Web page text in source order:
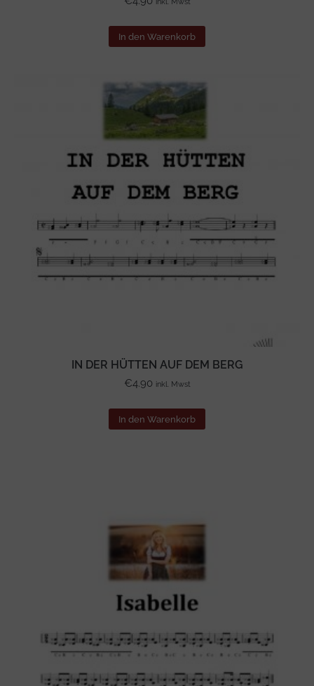
In den Warenkorb
IN DER HÜTTEN AUF DEM BERG
€4.90 inkl. Mwst
In den Warenkorb